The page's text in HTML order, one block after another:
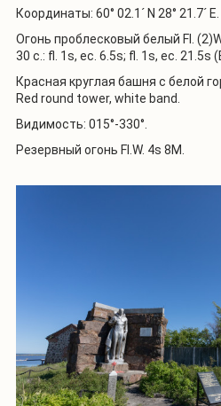
Координаты: 60° 02.1´ N 28° 21.7´ E.
Огонь проблесковый белый Fl.
30 с.: fl. 1s, ec. 6.5s; fl. 1s, ec. 21.5s
Красная круглая башня с белой
Red round tower, white band.
Видимость: 015°-330°.
Резервный огонь Fl W. 4s 8M